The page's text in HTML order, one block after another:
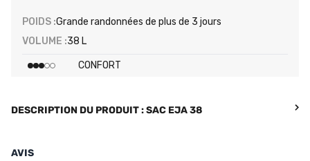
POIDS :Grande randonnées de plus de 3 jours
VOLUME :38 L
CONFORT
DESCRIPTION DU PRODUIT : SAC EJA 38
AVIS